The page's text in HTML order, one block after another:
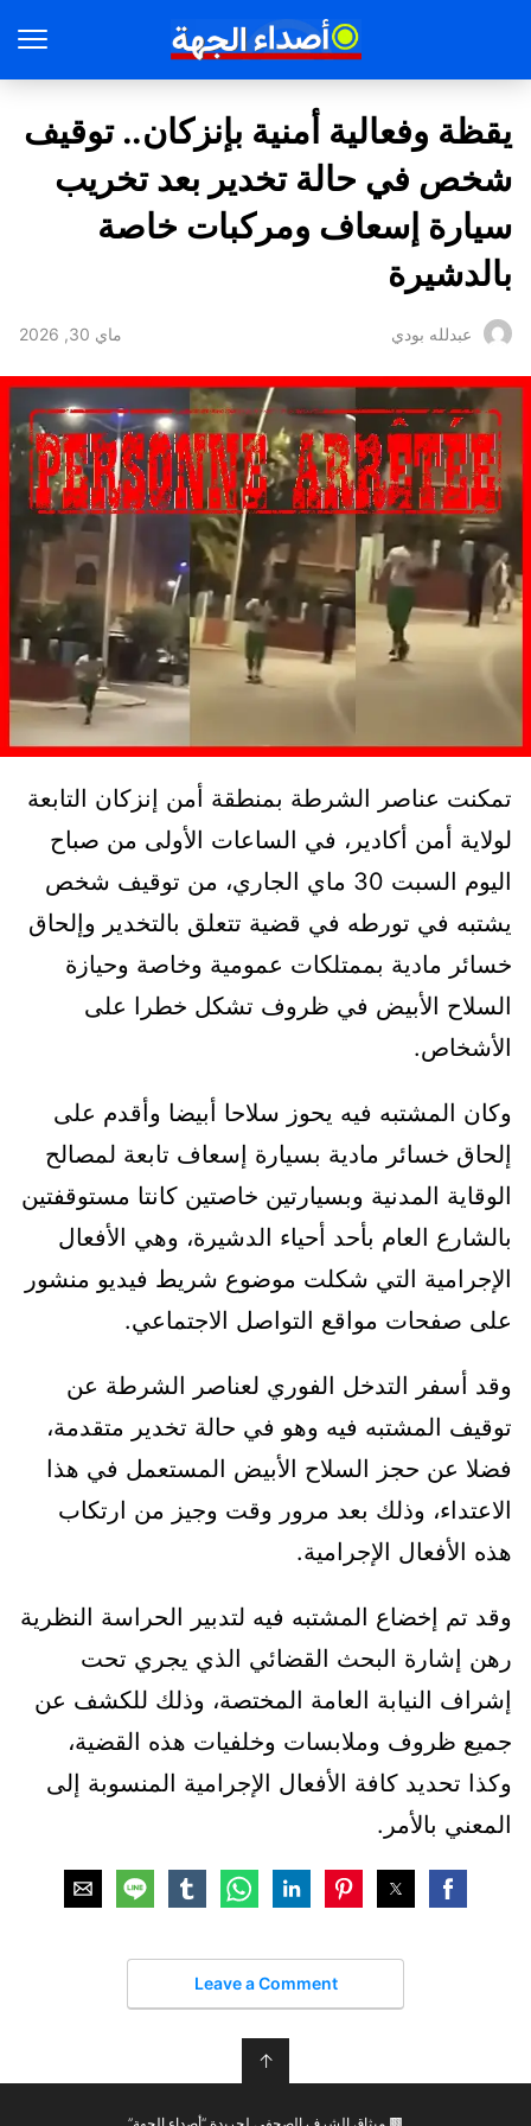
يقظة وفعالية أمنية بإنزكان.. توقيف
شخص في حالة تخدير بعد تخريب
سيارة إسعاف ومركبات خاصة
بالدشيرة
عبدلله بودي ماي 30, 2026
تمكنت عناصر الشرطة بمنطقة أمن إنزكان التابعة
لولاية أمن أكادير، في الساعات الأولى من صباح
اليوم السبت 30 ماي الجاري، من توقيف شخص
يشتبه في تورطه في قضية تتعلق بالتخدير وإلحاق
خسائر مادية بممتلكات عمومية وخاصة وحيازة
السلاح الأبيض في ظروف تشكل خطرا على
الأشخاص.
وكان المشتبه فيه يحوز سلاحا أبيضا وأقدم على
إلحاق خسائر مادية بسيارة إسعاف تابعة لمصالح
الوقاية المدنية وبسيارتين خاصتين كانتا مستوقفتين
بالشارع العام بأحد أحياء الدشيرة، وهي الأفعال
الإجرامية التي شكلت موضوع شريط فيديو منشور
على صفحات مواقع التواصل الاجتماعي.
وقد أسفر التدخل الفوري لعناصر الشرطة عن
توقيف المشتبه فيه وهو في حالة تخدير متقدمة،
فضلا عن حجز السلاح الأبيض المستعمل في هذا
الاعتداء، وذلك بعد مرور وقت وجيز من ارتكاب
هذه الأفعال الإجرامية.
وقد تم إخضاع المشتبه فيه لتدبير الحراسة النظرية
رهن إشارة البحث القضائي الذي يجري تحت
إشراف النيابة العامة المختصة، وذلك للكشف عن
جميع ظروف وملابسات وخلفيات هذه القضية،
وكذا تحديد كافة الأفعال الإجرامية المنسوبة إلى
المعني بالأمر.
Leave a Comment
↑